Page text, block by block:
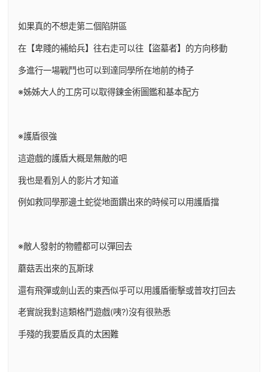
如果真的不想走第二個陷阱區
在【卑賤的補給兵】往右走可以往【盜墓者】的方向移動
多進行一場戰鬥也可以到達同學所在地前的椅子
※姊姊大人的工房可以取得鍊金術圖鑑和基本配方
※護盾很強
這遊戲的護盾大概是無敵的吧
我也是看別人的影片才知道
例如救同學那邊土蛇從地面鑽出來的時候可以用護盾擋
※敵人發射的物體都可以彈回去
蘑菇丟出來的瓦斯球
還有飛彈或劍山丟的東西似乎可以用護盾衝擊或普攻打回去
老實說我對這類格鬥遊戲(咦?)沒有很熟悉
手殘的我要盾反真的太困難